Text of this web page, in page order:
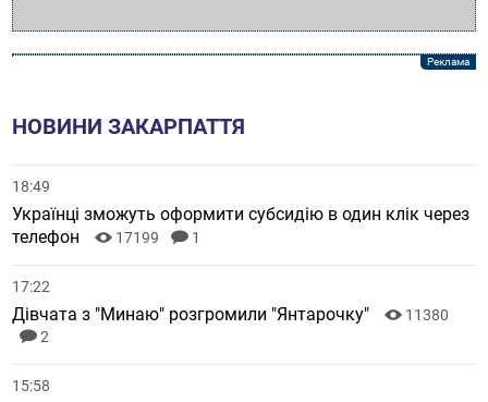
НОВИНИ ЗАКАРПАТТЯ
18:49
Українці зможуть оформити субсидію в один клік через
телефон
17199 1
17:22
Дівчата з "Минаю" розгромили "Янтарочку"
11380
2
15:58